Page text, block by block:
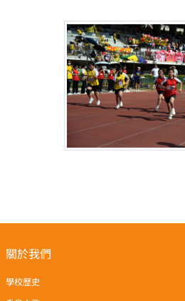
關於我們
學校歷史